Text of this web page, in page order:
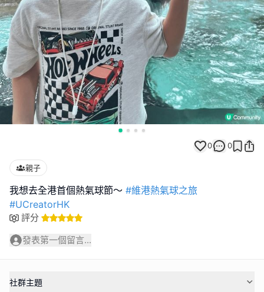
0 0
親子
我想去全港首個熱氣球節～ #維港熱氣球之旅
#UCreatorHK
評分
發表第一個留言...
社群主題